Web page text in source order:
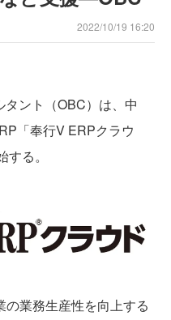
2022/10/19 16:20
ント（OBC）は、中
「奉行V ERPクラウ
る。
業務生産性を向上する